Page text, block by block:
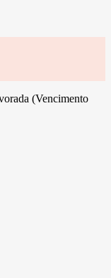
(Vencimento